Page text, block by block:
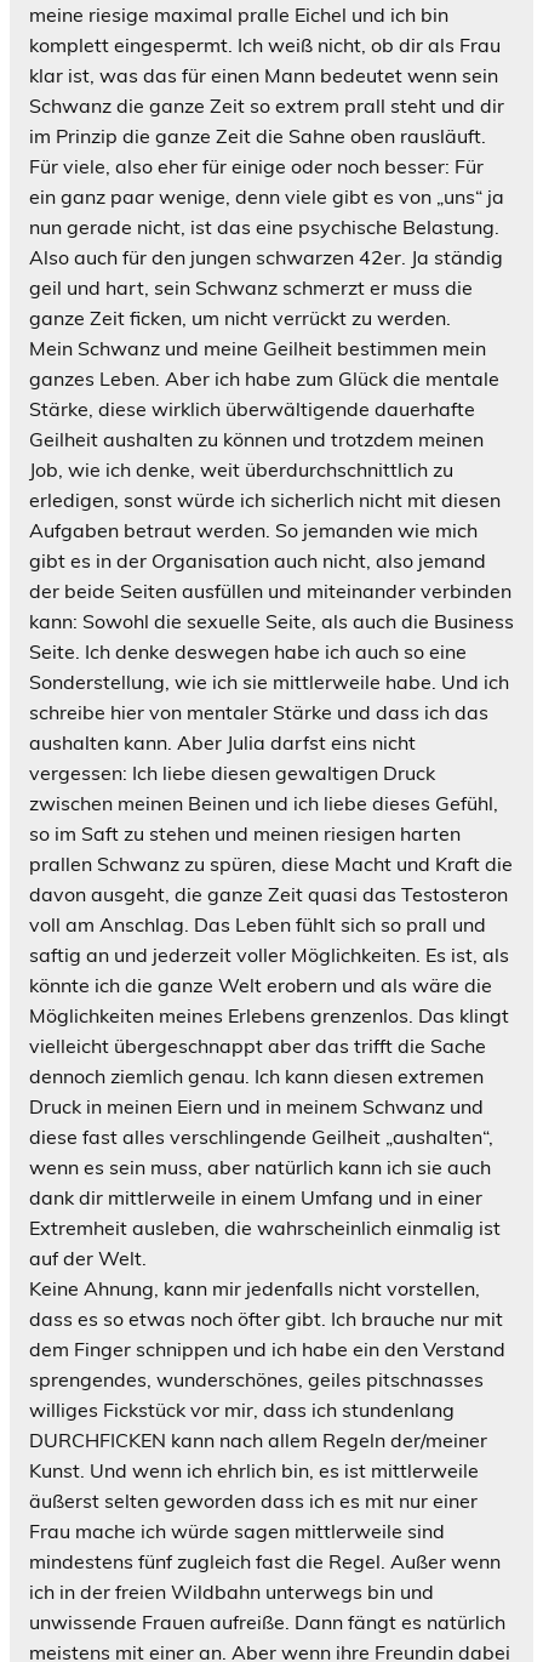
meine riesige maximal pralle Eichel und ich bin
komplett eingespermt. Ich weiß nicht, ob dir als Frau
klar ist, was das für einen Mann bedeutet wenn sein
Schwanz die ganze Zeit so extrem prall steht und dir
im Prinzip die ganze Zeit die Sahne oben rausläuft.
Für viele, also eher für einige oder noch besser: Für
ein ganz paar wenige, denn viele gibt es von „uns“ ja
nun gerade nicht, ist das eine psychische Belastung.
Also auch für den jungen schwarzen 42er. Ja ständig
geil und hart, sein Schwanz schmerzt er muss die
ganze Zeit ficken, um nicht verrückt zu werden.
Mein Schwanz und meine Geilheit bestimmen mein
ganzes Leben. Aber ich habe zum Glück die mentale
Stärke, diese wirklich überwältigende dauerhafte
Geilheit aushalten zu können und trotzdem meinen
Job, wie ich denke, weit überdurchschnittlich zu
erledigen, sonst würde ich sicherlich nicht mit diesen
Aufgaben betraut werden. So jemanden wie mich
gibt es in der Organisation auch nicht, also jemand
der beide Seiten ausfüllen und miteinander verbinden
kann: Sowohl die sexuelle Seite, als auch die Business
Seite. Ich denke deswegen habe ich auch so eine
Sonderstellung, wie ich sie mittlerweile habe. Und ich
schreibe hier von mentaler Stärke und dass ich das
aushalten kann. Aber Julia darfst eins nicht
vergessen: Ich liebe diesen gewaltigen Druck
zwischen meinen Beinen und ich liebe dieses Gefühl,
so im Saft zu stehen und meinen riesigen harten
prallen Schwanz zu spüren, diese Macht und Kraft die
davon ausgeht, die ganze Zeit quasi das Testosteron
voll am Anschlag. Das Leben fühlt sich so prall und
saftig an und jederzeit voller Möglichkeiten. Es ist, als
könnte ich die ganze Welt erobern und als wäre die
Möglichkeiten meines Erlebens grenzenlos. Das klingt
vielleicht übergeschnappt aber das trifft die Sache
dennoch ziemlich genau. Ich kann diesen extremen
Druck in meinen Eiern und in meinem Schwanz und
diese fast alles verschlingende Geilheit „aushalten“,
wenn es sein muss, aber natürlich kann ich sie auch
dank dir mittlerweile in einem Umfang und in einer
Extremheit ausleben, die wahrscheinlich einmalig ist
auf der Welt.
Keine Ahnung, kann mir jedenfalls nicht vorstellen,
dass es so etwas noch öfter gibt. Ich brauche nur mit
dem Finger schnippen und ich habe ein den Verstand
sprengendes, wunderschönes, geiles pitschnasses
williges Fickstück vor mir, dass ich stundenlang
DURCHFICKEN kann nach allem Regeln der/meiner
Kunst. Und wenn ich ehrlich bin, es ist mittlerweile
äußerst selten geworden dass ich es mit nur einer
Frau mache ich würde sagen mittlerweile sind
mindestens fünf zugleich fast die Regel. Außer wenn
ich in der freien Wildbahn unterwegs bin und
unwissende Frauen aufreiße. Dann fängt es natürlich
meistens mit einer an. Aber wenn ihre Freundin dabei